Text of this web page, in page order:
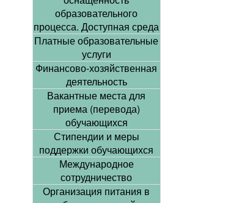
образовательного
процесса. Доступная среда
Платные образовательные
услуги
Финансово-хозяйственная
деятельность
Вакантные места для
приема (перевода)
обучающихся
Стипендии и меры
поддержки обучающихся
Международное
сотрудничество
Организация питания в